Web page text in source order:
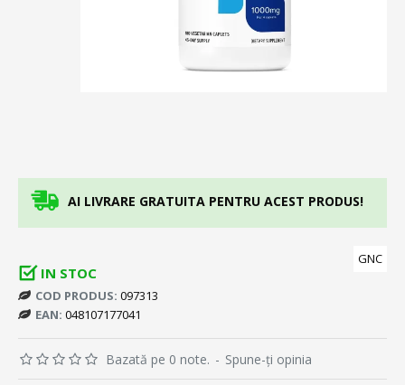
AI LIVRARE GRATUITA PENTRU ACEST PRODUS!
IN STOC
COD PRODUS: 097313
EAN: 048107177041
GNC
Bazată pe 0 note. - Spune-ţi opinia